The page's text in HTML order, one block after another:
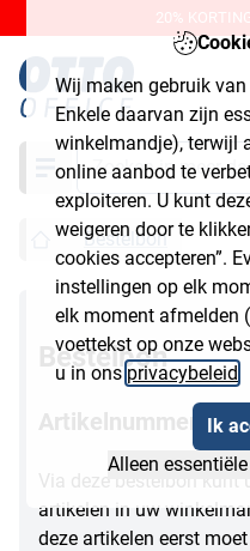
Wij maken gebruik
Enkele daarvan zijn
winkelmandje), terwijl
online aanbod te
exploiteren. U kunt
weigeren door te
cookies accepteren”.
instellingen op elk
elk moment afmelden
voettekst op onze
u in onsprivacybeleid
Ik
Alleen
20%
Zoeken
Bestelbon
Bestelbon
Artikelnummer
Via deze bestelbon kunt
artikelen in uw
deze artikelen eerst